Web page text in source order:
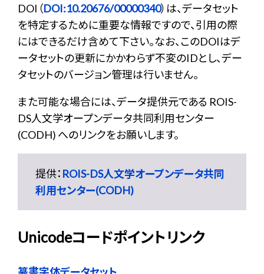
DOI（DOI:10.20676/00000340）は、データセット
を特定するために重要な情報ですので、引用の際
にはできるだけ含めて下さい。なお、このDOIはデ
ータセットの更新にかかわらず不変のIDとし、デー
タセットのバージョン管理は行いません。
また可能な場合には、データ提供元である ROIS-
DS人文学オープンデータ共同利用センター
(CODH) へのリンクをお願いします。
提供： ROIS-DS人文学オープンデータ共同
利用センター(CODH)
Unicodeコードポイントリンク